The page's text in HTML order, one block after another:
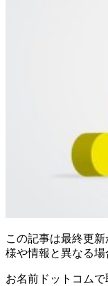
この記事は最終更
様や情報と異なる場
お名前ドットコム